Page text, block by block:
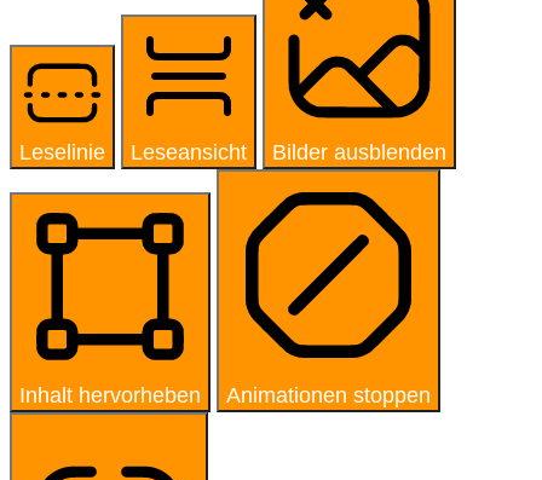
Leselinie Leseansicht Bilder ausblenden
Inhalt hervorheben Animationen stoppen